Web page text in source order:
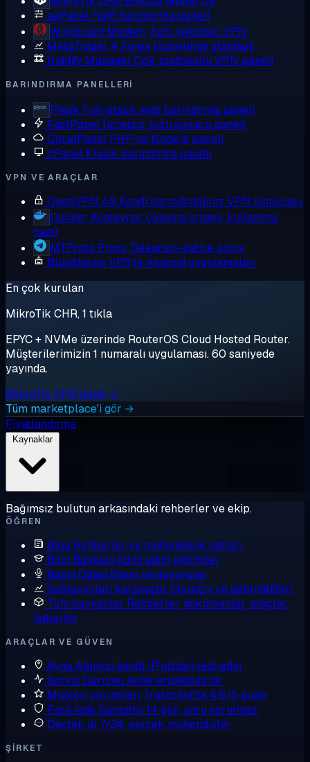
aaPanel Hafif barındırma paneli
WireGuard Modern, hızlı çekirdek VPN
MetaTrader 4 Forex ticaretinde standart
Hiddify Manager Çok protokollü VPN paneli
BARINDIRMA PANELLERI
Plesk Full-stack web barındırma paneli
FastPanel Ücretsiz, hızlı sunucu paneli
CloudPanel PHP ve Node.js paneli
cPanel Klasik barındırma paneli
VPN VE ARAÇLAR
OpenVPN AS Kendi barındırdığınız VPN sunucusu
Docker Konteyner çalışma ortamı, kullanıma
hazır
MTProto Proxy Telegram-native proxy
BlueStacks VPS'te Android uygulamaları
En çok kurulan
MikroTik CHR, 1 tıkla
EPYC + NVMe üzerinde RouterOS Cloud Hosted Router.
Müşterilerimizin 1 numaralı uygulaması. 60 saniyede
yayında.
MikroTik CHR dağıt →
Tüm marketplace'i gör →
Fiyatlandırma
Kaynaklar
Bağımsız bulutun arkasındaki rehberler ve ekip.
ÖĞREN
Blog Rehberler ve mühendislik notları
Bilgi Bankası Adım adım eğitimler
Basın Odası Basın ve duyurular
Sağlayıcıları karşılaştır Cloudzy ve alternatifleri
Tüm kaynaklar Rehberler, dokümanlar, araçlar,
haberler
ARAÇLAR VE GÜVEN
AynaAğımızı kendi IP'nizden test edin
Servis Durumu Anlık erişilebilirlik
Müşteri yorumları Trustpilot'ta 4,6/5 puan
Para İade Garantisi 14 gün, soru sorulmaz
Destek al 7/24, gerçek mühendisler
ŞIRKET